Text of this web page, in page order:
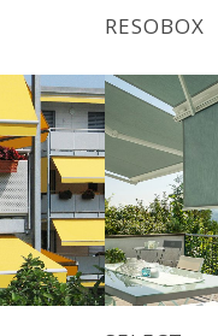
RESOBOX